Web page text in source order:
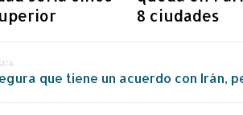
8 ciudades
que tiene un acuerdo con Irán,